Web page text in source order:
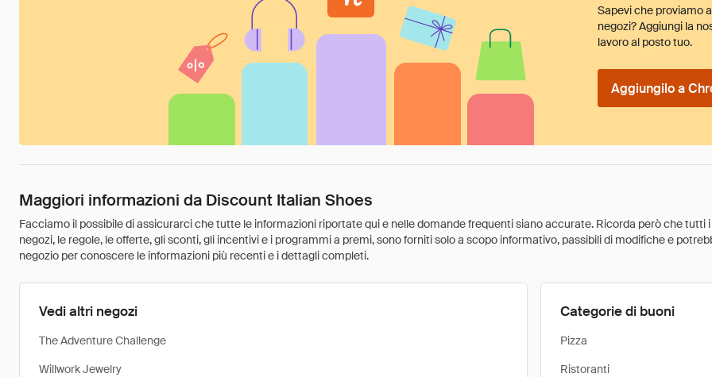
Sapevi che proviamo
negozi? Aggiungi la
lavoro al posto tuo.
Aggiungilo a
Maggiori informazioni da Discount Italian Shoes
Facciamo il possibile di assicurarci che tutte le informazioni riportate qui e nelle domande frequenti siano accurate. Ricorda però che
negozi, le regole, le offerte, gli sconti, gli incentivi e i programmi a premi, sono forniti solo a scopo informativo, passibili di modifiche e
negozio per conoscere le informazioni più recenti e i dettagli completi.
Vedi altri negozi
The Adventure Challenge
Willwork Jewelry
Categorie di buoni
Pizza
Ristoranti